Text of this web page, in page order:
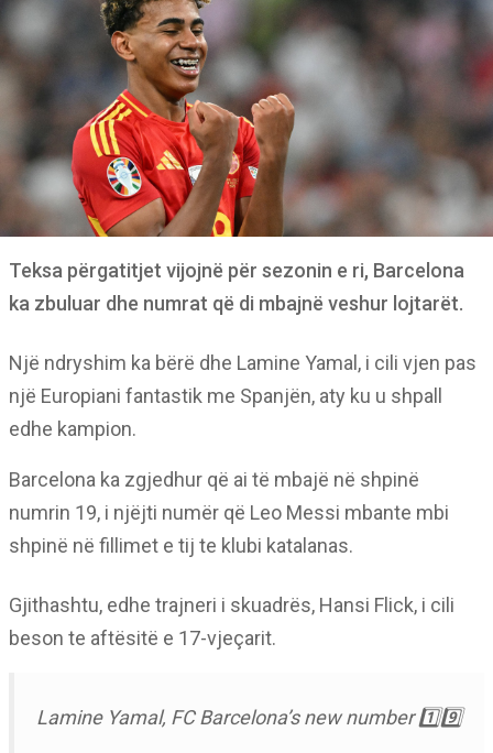
Teksa përgatitjet vijojnë për sezonin e ri, Barcelona
ka zbuluar dhe numrat që di mbajnë veshur lojtarët.
Një ndryshim ka bërë dhe Lamine Yamal, i cili vjen pas
një Europiani fantastik me Spanjën, aty ku u shpall
edhe kampion.
Barcelona ka zgjedhur që ai të mbajë në shpinë
numrin 19, i njëjti numër që Leo Messi mbante mbi
shpinë në fillimet e tij te klubi katalanas.
Gjithashtu, edhe trajneri i skuadrës, Hansi Flick, i cili
beson te aftësitë e 17-vjeçarit.
Lamine Yamal, FC Barcelona’s new number 1️⃣9️⃣